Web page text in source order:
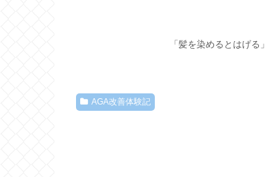
「髪を染めるとはげ
AGA改善体験記